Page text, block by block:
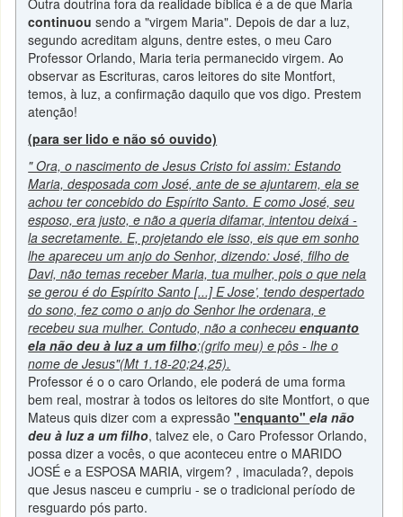
Outra doutrina fora da realidade bíblica é a de que Maria
continuousendo a "virgem Maria". Depois de dar a luz,
segundo acreditam alguns, dentre estes, o meu Caro
Professor Orlando, Maria teria permanecido virgem. Ao
observar as Escrituras, caros leitores do site Montfort,
temos, à luz, a confirmação daquilo que vos digo. Prestem
atenção!
(para ser lido e não só ouvido)
" Ora, o nascimento de Jesus Cristo foi assim: Estando
Maria, desposada com José, ante de se ajuntarem, ela se
achou ter concebido do Espírito Santo. E como José, seu
esposo, era justo, e não a queria difamar, intentou deixá -
la secretamente. E, projetando ele isso, eis que em sonho
lhe apareceu um anjo do Senhor, dizendo: José, filho de
Davi, não temas receber Maria, tua mulher, pois o que nela
se gerou é do Espírito Santo [...] E Jose’, tendo despertado
do sono, fez como o anjo do Senhor lhe ordenara, e
recebeu sua mulher. Contudo, não a conheceuenquanto
ela não deu à luz a um filho;(grifo meu) e pôs - lhe o
nome de Jesus"(Mt 1.18-20;24,25).
Professor é o o caro Orlando, ele poderá de uma forma
bem real, mostrar à todos os leitores do site Montfort, o que
Mateus quis dizer com a expressão"enquanto"ela não
deu à luz a um filho, talvez ele, o Caro Professor Orlando,
possa dizer a vocês, o que aconteceu entre o MARIDO
JOSÉ e a ESPOSA MARIA, virgem? , imaculada?, depois
que Jesus nasceu e cumpriu - se o tradicional período de
resguardo pós parto.